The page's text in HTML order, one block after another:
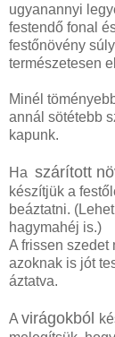
ugyanannyi
festendő fonal
festőnövény
természetesen
Minél
annál sötétebb
kapunk.
Ha szárított
készítjük a
beáztatni.
hagymahéj is.)
A frissen szedet
azoknak is jót
áztatva.
A virágokból